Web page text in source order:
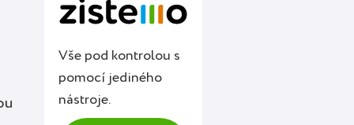
Vše pod kontrolou s
pomocí jediného
nástroje.